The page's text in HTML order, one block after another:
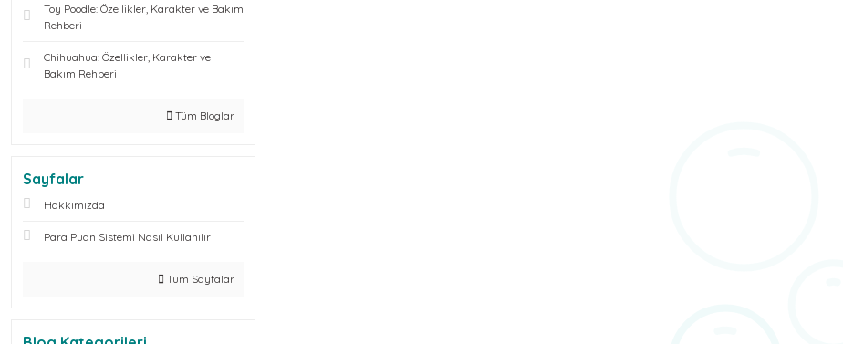
Toy Poodle: Özellikler, Karakter ve Bakım
Rehberi
Chihuahua: Özellikler, Karakter ve
Bakım Rehberi
Tüm Bloglar
Sayfalar
Hakkımızda
Para Puan Sistemi Nasıl Kullanılır
Tüm Sayfalar